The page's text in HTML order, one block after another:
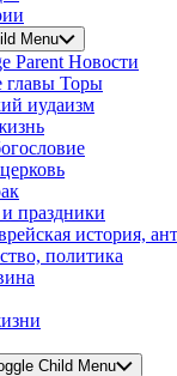
Menu
Parent Новости
главы Торы
иудаизм
праздники
история,
политика
Child Menu